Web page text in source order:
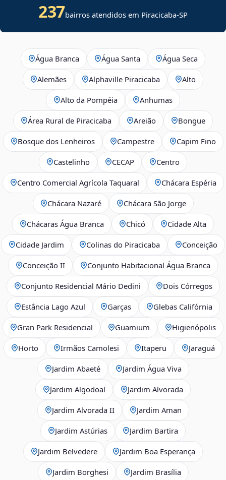
237bairros atendidos em Piracicaba-SP
Água Branca Água Santa Água Seca
Alemães Alphaville Piracicaba Alto
Alto da Pompéia Anhumas
Área Rural de Piracicaba Areião Bongue
Bosque dos Lenheiros Campestre Capim Fino
Castelinho CECAP Centro
Centro Comercial Agrícola Taquaral Chácara Espéria
Chácara Nazaré Chácara São Jorge
Chácaras Água Branca Chicó Cidade Alta
Cidade Jardim Colinas do Piracicaba Conceição
Conceição II Conjunto Habitacional Água Branca
Conjunto Residencial Mário Dedini Dois Córregos
Estância Lago Azul Garças Glebas Califórnia
Gran Park Residencial Guamium Higienópolis
Horto Irmãos Camolesi Itaperu Jaraguá
Jardim Abaeté Jardim Água Viva
Jardim Algodoal Jardim Alvorada
Jardim Alvorada II Jardim Aman
Jardim Astúrias Jardim Bartira
Jardim Belvedere Jardim Boa Esperança
Jardim Borghesi Jardim Brasília